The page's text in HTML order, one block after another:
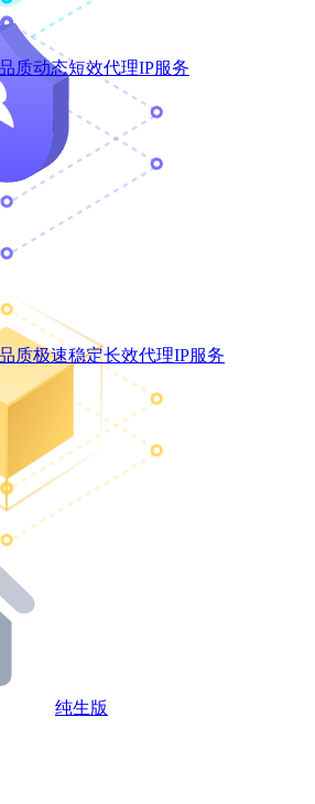
质动态短效代理IP服务
质极速稳定长效代理IP服务
纯生版